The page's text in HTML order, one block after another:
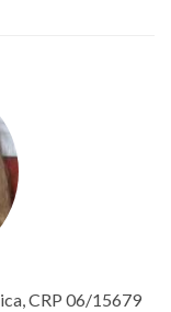
CRP 06/15679